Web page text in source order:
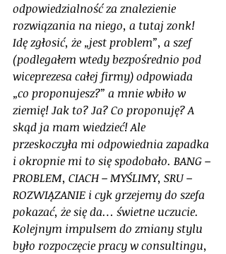
odpowiedzialność za znalezienie
rozwiązania na niego, a tutaj zonk!
Idę zgłosić, że „jest problem”, a szef
(podlegałem wtedy bezpośrednio pod
wiceprezesa całej firmy) odpowiada
„co proponujesz?” a mnie wbiło w
ziemię! Jak to? Ja? Co proponuję? A
skąd ja mam wiedzieć! Ale
przeskoczyła mi odpowiednia zapadka
i okropnie mi to się spodobało. BANG –
PROBLEM, CIACH – MYŚLIMY, SRU –
ROZWIĄZANIE i cyk grzejemy do szefa
pokazać, że się da… świetne uczucie.
Kolejnym impulsem do zmiany stylu
było rozpoczęcie pracy w consultingu,